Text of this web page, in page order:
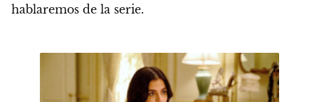
hablaremos de la serie.